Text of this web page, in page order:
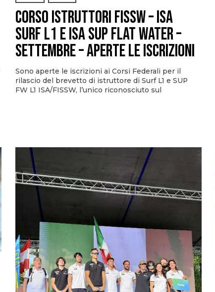
CORSO ISTRUTTORI FISSW – ISA
SURF L1 e ISA SUP Flat Water –
SETTEMBRE – APERTE LE ISCRIZIONI
Sono aperte le iscrizioni ai Corsi Federali per il
rilascio del brevetto di istruttore di Surf L1 e SUP
FW L1 ISA/FISSW, l’unico riconosciuto sul